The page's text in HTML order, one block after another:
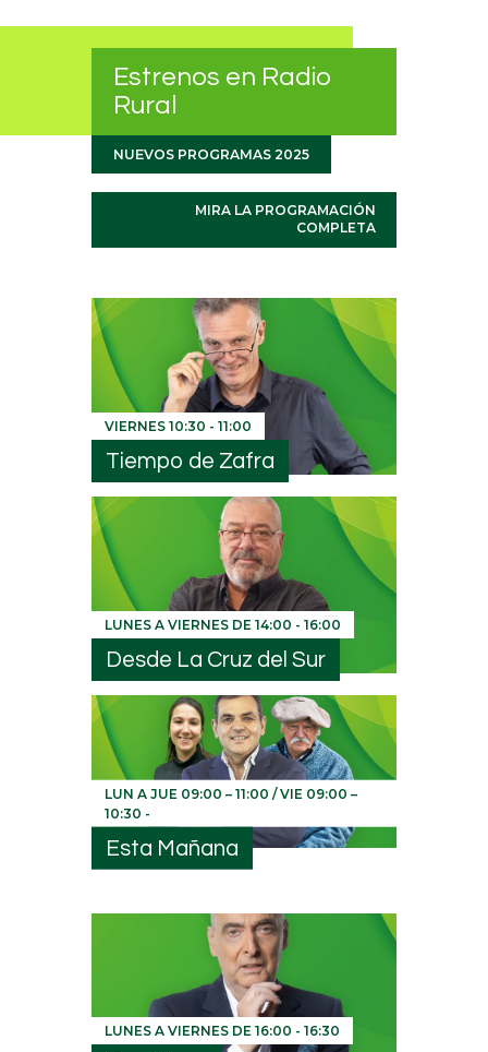
Estrenos en Radio
Rural
NUEVOS PROGRAMAS 2025
MIRA LA PROGRAMACIÓN
COMPLETA
VIERNES 10:30 - 11:00
Tiempo de Zafra
LUNES A VIERNES DE 14:00 - 16:00
Desde La Cruz del Sur
LUN A JUE 09:00 – 11:00 / VIE 09:00 –
10:30 -
Esta Mañana
LUNES A VIERNES DE 16:00 - 16:30